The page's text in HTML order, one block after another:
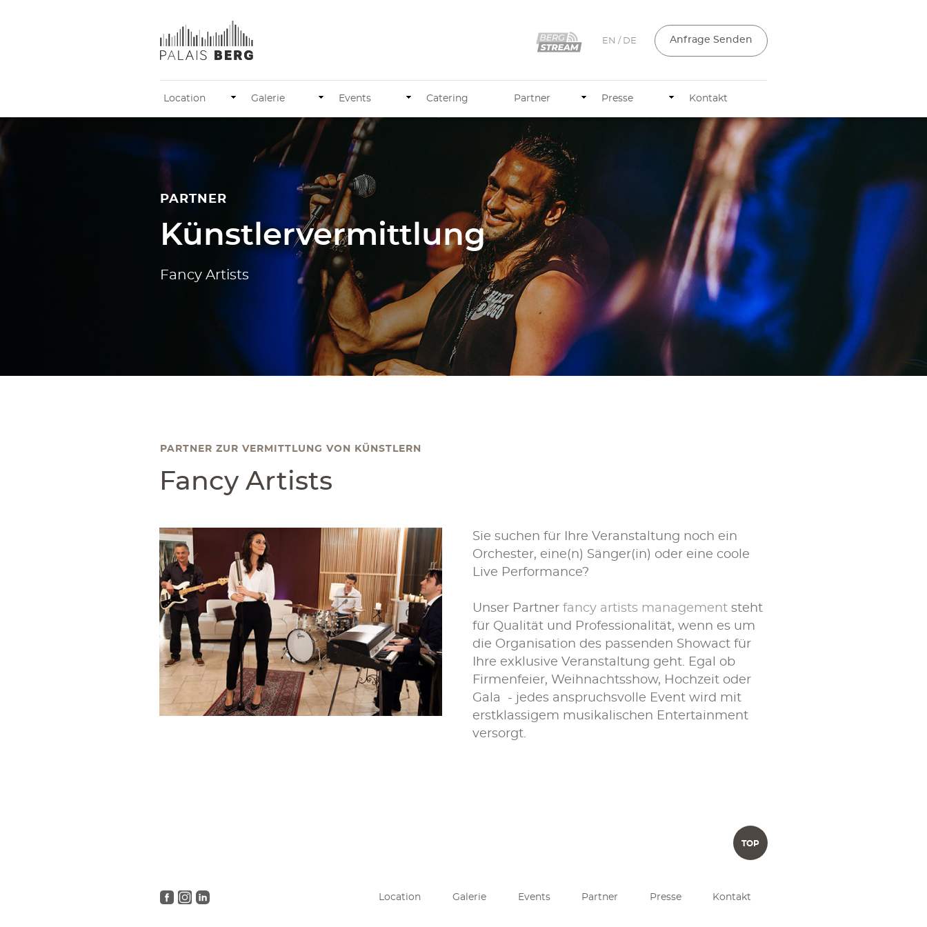
EN / DE Anfrage Senden
Location Galerie Events Catering Partner Presse Kontakt
PARTNER
Künstlervermittlung
Fancy Artists
PARTNER ZUR VERMITTLUNG VON KÜNSTLERN
Fancy Artists
Sie suchen für Ihre Veranstaltung noch ein
Orchester, eine(n) Sänger(in) oder eine coole
Live Performance?
Unser Partner fancy artists management steht
für Qualität und Professionalität, wenn es um
die Organisation des passenden Showact für
Ihre exklusive Veranstaltung geht. Egal ob
Firmenfeier, Weihnachtsshow, Hochzeit oder
Gala - jedes anspruchsvolle Event wird mit
erstklassigem musikalischen Entertainment
versorgt.
TOP
Location Galerie Events Partner Presse Kontakt